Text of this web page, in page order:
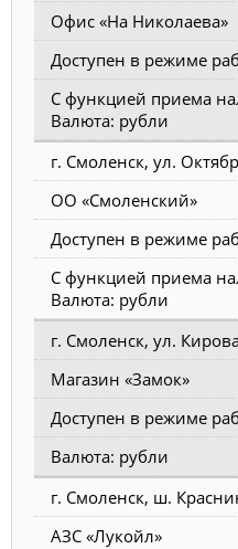
Офис «На Николаева»
Доступен в режиме
С функцией приема
Валюта: рубли
г. Смоленск, ул.
ОО «Смоленский»
Доступен в режиме
С функцией приема
Валюта: рубли
г. Смоленск, ул.
Магазин «Замок»
Доступен в режиме
Валюта: рубли
г. Смоленск, ш.
АЗС «Лукойл»